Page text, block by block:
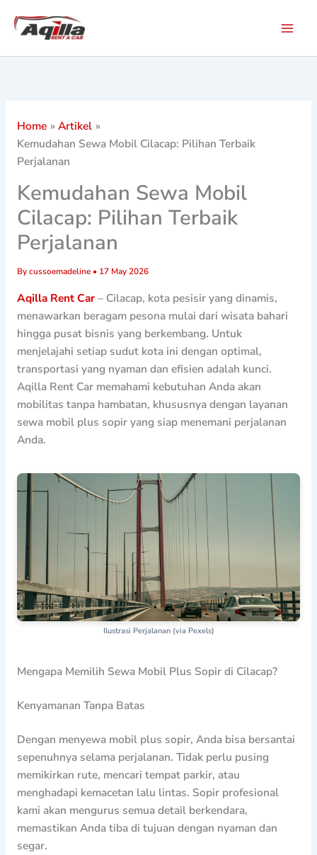
Home
Artikel
Kemudahan Sewa Mobil Cilacap: Pilihan Terbaik
Perjalanan
Kemudahan Sewa Mobil
Cilacap: Pilihan Terbaik
Perjalanan
Bycussoemadeline • 17 May 2026
Aqilla Rent Car– Cilacap, kota pesisir yang dinamis,
menawarkan beragam pesona mulai dari wisata bahari
hingga pusat bisnis yang berkembang. Untuk
menjelajahi setiap sudut kota ini dengan optimal,
transportasi yang nyaman dan efisien adalah kunci.
Aqilla Rent Car memahami kebutuhan Anda akan
mobilitas tanpa hambatan, khususnya dengan layanan
sewa mobil plus sopir yang siap menemani perjalanan
Anda.
Ilustrasi Perjalanan (via Pexels)
Mengapa Memilih Sewa Mobil Plus Sopir di Cilacap?
Kenyamanan Tanpa Batas
Dengan menyewa mobil plus sopir, Anda bisa bersantai
sepenuhnya selama perjalanan. Tidak perlu pusing
memikirkan rute, mencari tempat parkir, atau
menghadapi kemacetan lalu lintas. Sopir profesional
kami akan mengurus semua detail berkendara,
memastikan Anda tiba di tujuan dengan nyaman dan
segar.